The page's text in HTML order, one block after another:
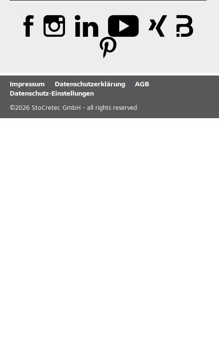
Impressum Datenschutzerklärung
AGB
Datenschutz-Einstellungen
©2026 StoCretec GmbH - all rights reserved